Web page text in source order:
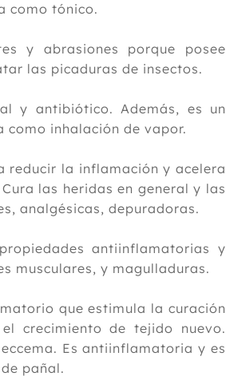
como tónico.
y abrasiones porque posee
las picaduras de insectos.
y antibiótico. Además, es un
inhalación de vapor.
reducir la inflamación y acelera
las heridas en general y las
analgésicas, depuradoras.
antiinflamatorias y
musculares, y magulladuras.
que estimula la curación
crecimiento de tejido nuevo.
Es antiinflamatoria y es
pañal.